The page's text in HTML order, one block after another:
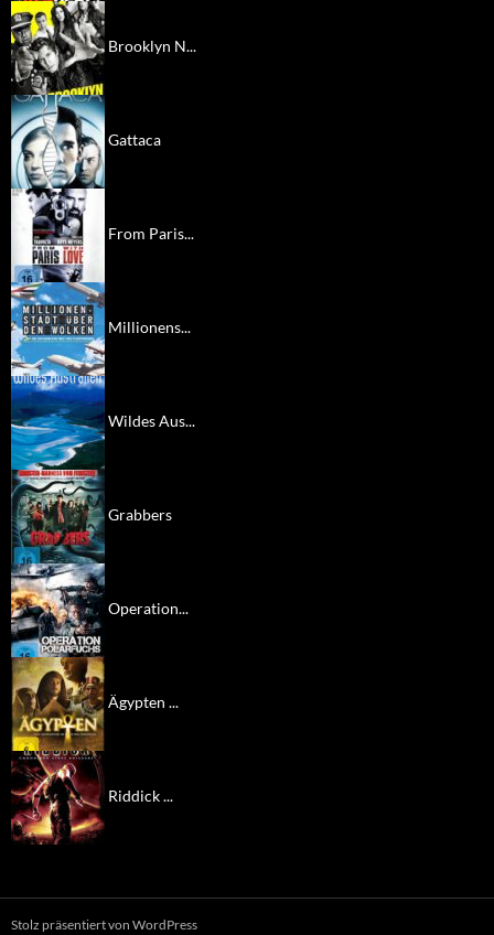
Brooklyn N...
Gattaca
From Paris...
Millionens...
Wildes Aus...
Grabbers
Operation...
Ägypten ...
Riddick ...
Stolz präsentiert von WordPress